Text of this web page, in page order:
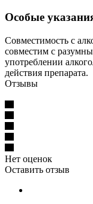
Особые
Совместимость с
совместим с
употреблении
действия препарата.
Отзывы
Нет оценок
Оставить отзыв